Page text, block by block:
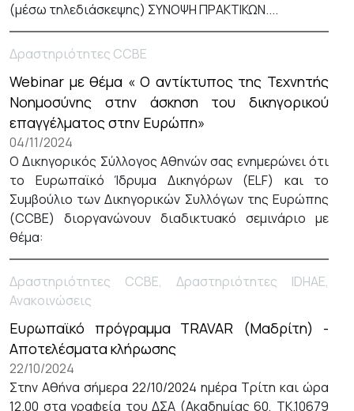
(μέσω τηλεδιάσκεψης) ΣΥΝΟΨΗ ΠΡΑΚΤΙΚΩΝ....
Δραστηριότητες CCBE
Webinar με θέμα « Ο αντίκτυπος της Τεχνητής
Νοημοσύνης στην άσκηση του δικηγορικού
επαγγέλματος στην Ευρώπη»
04/11/2024
Ο Δικηγορικός Σύλλογος Αθηνών σας ενημερώνει ότι
το Ευρωπαϊκό Ίδρυμα Δικηγόρων (ELF) και το
Συμβούλιο των Δικηγορικών Συλλόγων της Ευρώπης
(CCBE) διοργανώνουν διαδικτυακό σεμινάριο με
θέμα:
Δραστηριότητες CCBE, Δραστηριότητες IDHAE,
Ανακοινώσεις
Eυρωπαϊκό πρόγραμμα TRAVAR (Μαδρίτη) -
Αποτελέσματα κλήρωσης
22/10/2024
Στην Αθήνα σήμερα 22/10/2024 ημέρα Τρίτη και ώρα
12.00 στα γραφεία του ΔΣΑ (Ακαδημίας 60, ΤΚ.10679